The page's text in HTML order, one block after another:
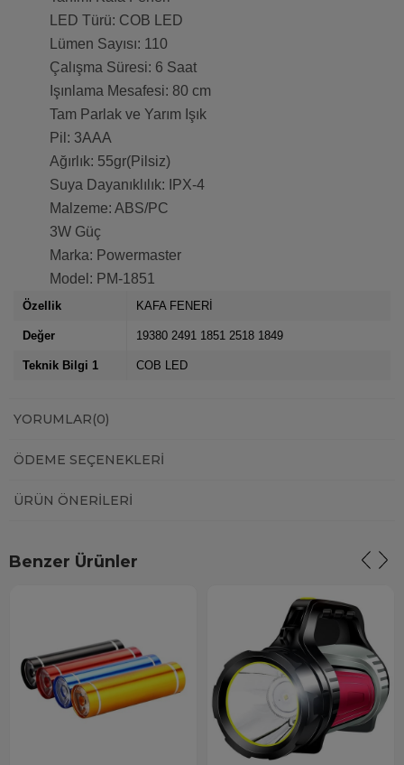
LED Türü: COB LED
Lümen Sayısı: 110
Çalışma Süresi: 6 Saat
Işınlama Mesafesi: 80 cm
Tam Parlak ve Yarım Işık
Pil: 3AAA
Ağırlık: 55gr(Pilsiz)
Suya Dayanıklılık: IPX-4
Malzeme: ABS/PC
3W Güç
Marka: Powermaster
Model: PM-1851
Özellik KAFA FENERİ
Değer 19380 2491 1851 2518 1849
Teknik Bilgi 1 COB LED
YORUMLAR(0)
ÖDEME SEÇENEKLERI
ÜRÜN ÖNERILERI
Benzer Ürünler